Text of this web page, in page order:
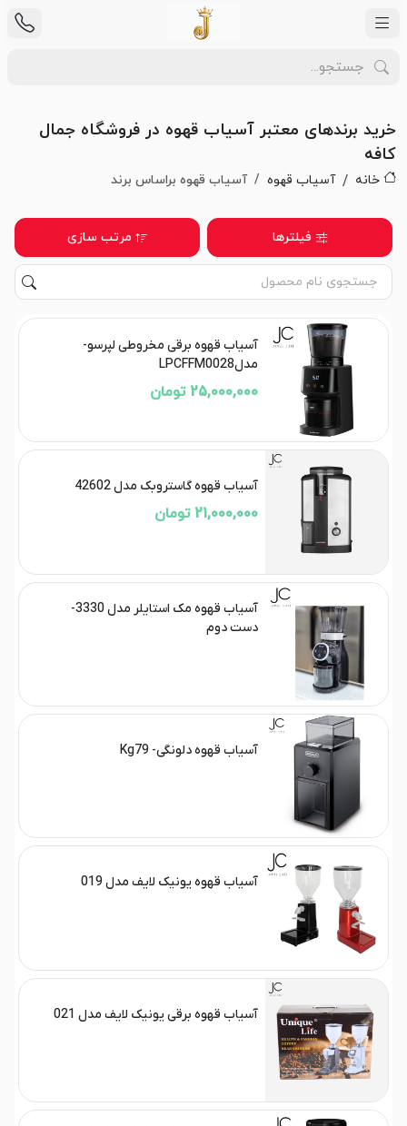
خرید برندهای معتبر آسیاب قهوه در فروشگاه جمال
کافه
خانه آسیاب قهوه آسیاب قهوه براساس برند
فیلترها مرتب سازی
آسیاب قهوه برقی مخروطی لپرسو-
مدلLPCFFM0028
25,000,000 تومان
آسیاب قهوه گاستروبک مدل 42602
21,000,000 تومان
آسیاب قهوه مک استایلر مدل 3330-
دست دوم
آسیاب قهوه دلونگی- Kg79
آسیاب قهوه یونیک لایف مدل 019
آسیاب قهوه برقی یونیک لایف مدل 021